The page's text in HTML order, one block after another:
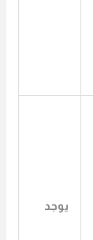
يوجد